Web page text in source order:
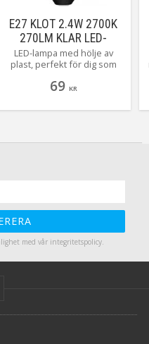
E27 KLOT 2.4W 2700K
270LM KLAR LED-
LAMPA
LED-lampa med hölje av
plast, perfekt för dig som
t.ex. i en partyslinga!
och sockeln är E27 med ett
69 KR
med vår integritetspolicy.